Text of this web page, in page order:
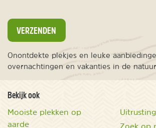
VERZENDEN
Onontdekte plekjes en leuke
overnachtingen en vakanties in de
Bekijk ook
Mooiste plekken op
aarde
Uitrusting
Zoek op